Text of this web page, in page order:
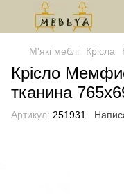
М'які меблі Крісла
Крісло
тканина
Артикул: 251931